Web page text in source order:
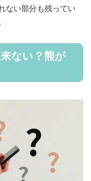
ない部分も残ってい
ない？熊が